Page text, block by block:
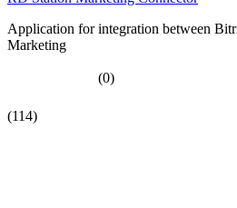
Application for integration between
Marketing
(0)
(114)